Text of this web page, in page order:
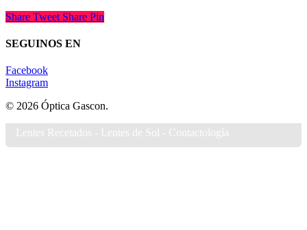
Share Tweet Share Pin
SEGUINOS EN
Facebook
Instagram
© 2026 Óptica Gascon.
Lentes Recetados - Lentes de Sol - Contactología